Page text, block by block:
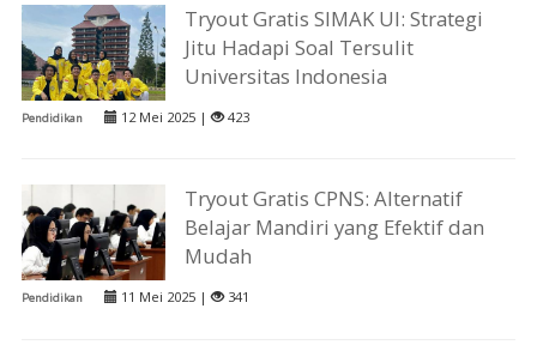
Tryout Gratis SIMAK UI: Strategi
Jitu Hadapi Soal Tersulit
Universitas Indonesia
Pendidikan 12 Mei 2025 | 423
Tryout Gratis CPNS: Alternatif
Belajar Mandiri yang Efektif dan
Mudah
Pendidikan 11 Mei 2025 | 341